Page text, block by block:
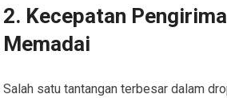
2. Kecepatan
Memadai
Salah satu tantangan terbesar dalam